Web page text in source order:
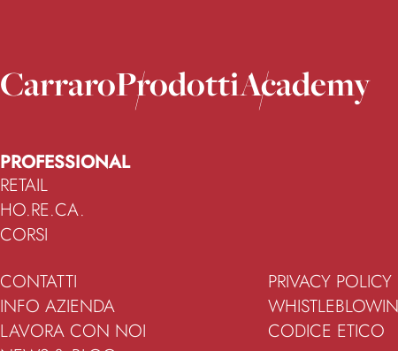
CarraroProdottiAcademy
PROFESSIONAL
RETAIL
HO.RE.CA.
CORSI
CONTATTI
INFO AZIENDA
LAVORA CON NOI
PRIVACY POLICY
CODICE ETICO